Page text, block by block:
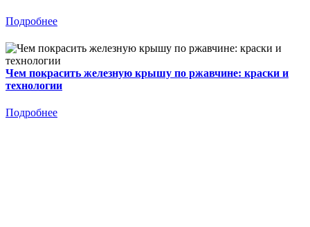
Подробнее
Чем покрасить железную крышу по ржавчине: краски и
технологии
Подробнее